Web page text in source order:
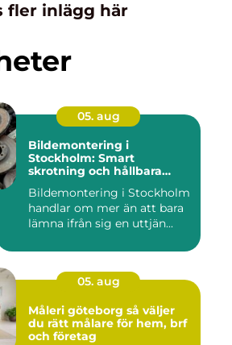
fler inlägg här
05. aug
Bildemontering i
Stockholm: Smart
skrotning och hållbara
Bildemontering i Stockholm
handlar om mer än att bara
lämna ifrån sig en uttjän...
05. aug
Måleri göteborg så väljer
du rätt målare för hem, brf
och företag